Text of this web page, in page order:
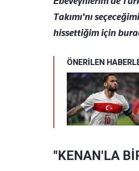
Takımı'nı
hissettiğim için
ÖNERİLEN
"KENAN'LA